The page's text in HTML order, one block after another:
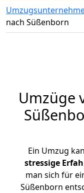
nach Süßenborn
Umzüge
Ein Umzug
stressige
man sich für
Süßenborn